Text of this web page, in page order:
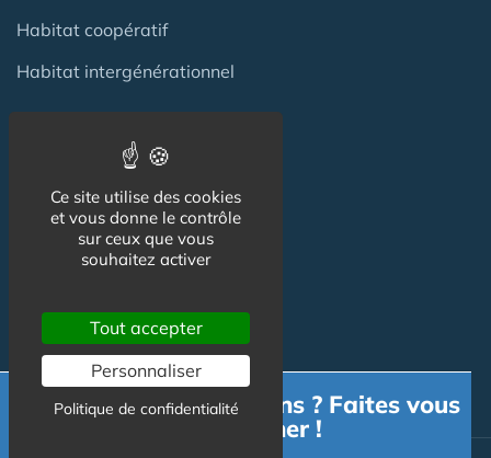
Habitat coopératif
Habitat intergénérationnel
Equipement Logement
Adaptation Habitat
Services
Besoin d'informations ? Faites vous
accompagner !
Ce site utilise des cookies
et vous donne le contrôle
sur ceux que vous
souhaitez activer
Tout accepter
Personnaliser
Politique de confidentialité